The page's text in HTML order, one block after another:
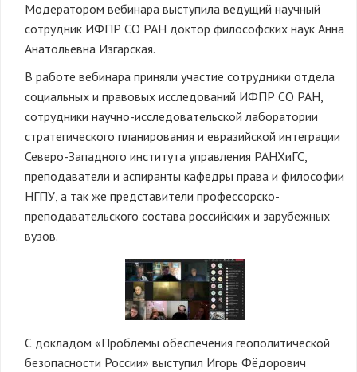
Модератором вебинара выступила ведущий научный
сотрудник ИФПР СО РАН доктор философских наук Анна
Анатольевна Изгарская.
В работе вебинара приняли участие сотрудники отдела
социальных и правовых исследований ИФПР СО РАН,
сотрудники научно-исследовательской лаборатории
стратегического планирования и евразийской интеграции
Северо-Западного института управления РАНХиГС,
преподаватели и аспиранты кафедры права и философии
НГПУ, а так же представители профессорско-
преподавательского состава российских и зарубежных
вузов.
С докладом «Проблемы обеспечения геополитической
безопасности России» выступил Игорь Фёдорович